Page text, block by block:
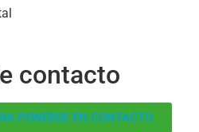
contacto
PONERSE EN CONTACTO